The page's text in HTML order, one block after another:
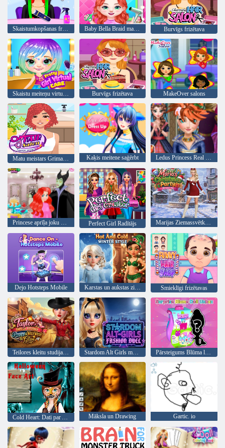
Skaistumkopšanas frizētava Baby Bella Braid matu salons Burvīgs frizētava
Skaistu meiteņu virtuālā aprūpe Burvīgs frizētava MakeOver salons
Kaķis meitene saģērbt Ledus Princess Real frizūras
Princese aprīļa joku Hair Salon Perfect Girl Radītājs Marijas Ziemassvētku ballītes tērps
Dejo Hotsteps Mobile Karstas un aukstas ziemas stils Smieklīgi frizētavas
Teilores kleitu studija Preppy Wild West Stardom Alt Girls modes duelis Pārsteigums Blūma lelles izņemšanai
Māksla un Drawing Gartic. io